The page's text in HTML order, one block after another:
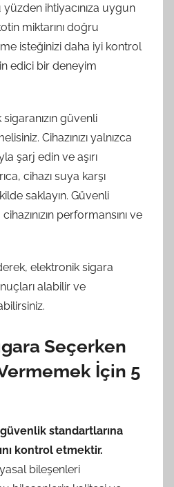
ihtiyacınıza uygun
miktarını doğru
isteğinizi daha iyi kontrol
edici bir deneyim
güvenli
Cihazınızı yalnızca
şarj edin ve aşırı
cihazı suya karşı
saklayın. Güvenli
performansını ve
elektronik sigara
alabilir ve
Seçerken
İçin 5
standartlarına
kontrol etmektir.
bileşenleri